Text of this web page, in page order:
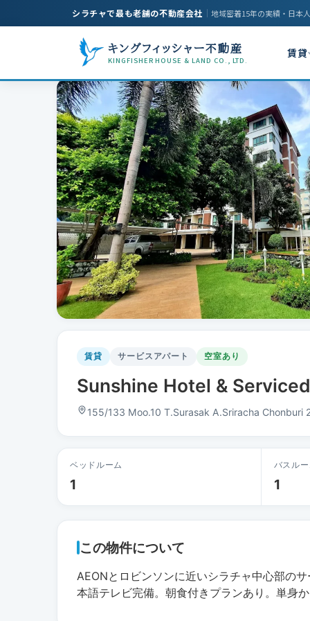
シラチャで最も老舗の不動産会社 ｜ 地域密着15年の実績・日本
キングフィッシャー不動産
KINGFISHER HOUSE & LAND CO., LTD.
賃貸
賃貸 サービスアパート 空室あり
Sunshine Hotel &
155/133 Moo.10 T.Surasak A.Sriracha Chonburi
ベッドルーム
1
バスル
1
この物件について
AEONとロビンソンに近いシラチャ中心部の
本語テレビ完備。朝食付きプランあり。単身